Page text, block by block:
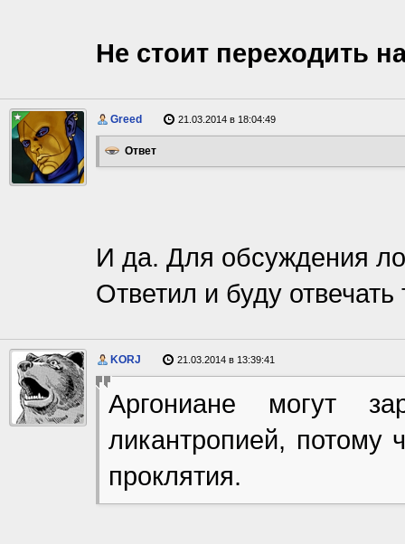
Не стоит переходить
Greed 21.03.2014 в 18:04:49
Ответ
И да. Для обсуждения
Ответил и буду
KORJ 21.03.2014 в 13:39:41
Аргониане могут
ликантропией, потому
проклятия.